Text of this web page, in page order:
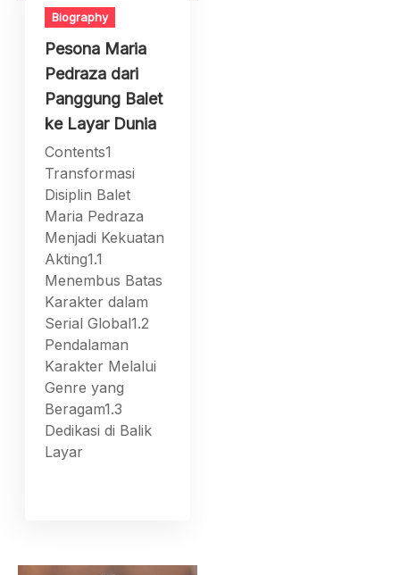
Biography
Pesona Maria
Pedraza dari
Panggung Balet
ke Layar Dunia
Contents1
Transformasi
Disiplin Balet
Maria Pedraza
Menjadi Kekuatan
Akting1.1
Menembus Batas
Karakter dalam
Serial Global1.2
Pendalaman
Karakter Melalui
Genre yang
Beragam1.3
Dedikasi di Balik
Layar